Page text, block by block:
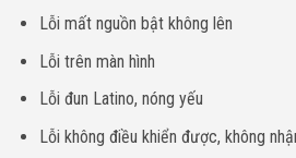
Lỗi mất nguồn bật không lên
Lỗi trên màn hình
Lỗi đun Latino, nóng yếu
Lỗi không điều khiển được, không